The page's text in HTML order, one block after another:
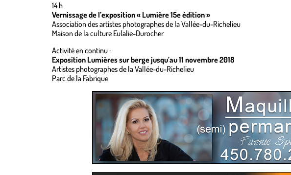
14 h
Vernissage de l’exposition « Lumière 15e édition »
Association des artistes photographes de la Vallée-du-Richelieu
Maison de la culture Eulalie-Durocher
Activité en continu :
Exposition Lumières sur berge jusqu’au 11 novembre 2018
Artistes photographes de la Vallée-du-Richelieu
Parc de la Fabrique